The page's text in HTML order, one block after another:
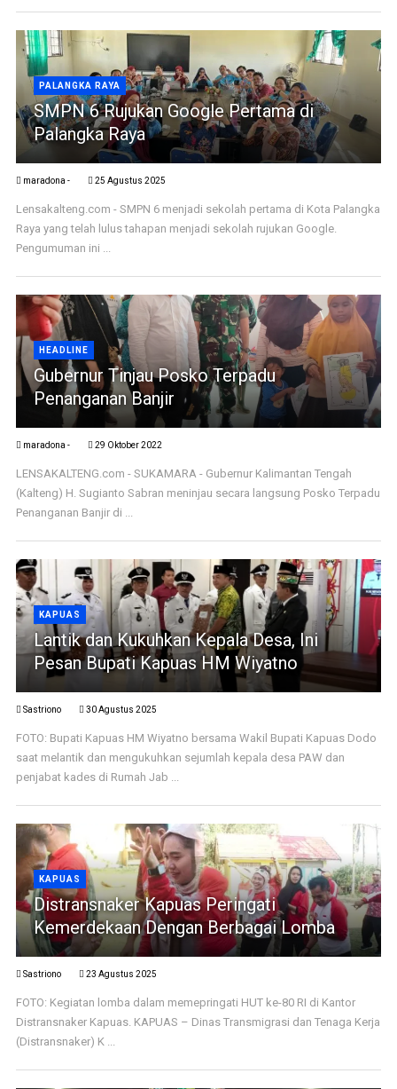
PALANGKA RAYA
SMPN 6 Rujukan Google Pertama di
Palangka Raya
maradona - 25 Agustus 2025
Lensakalteng.com - SMPN 6 menjadi sekolah pertama di Kota Palangka
Raya yang telah lulus tahapan menjadi sekolah rujukan Google.
Pengumuman ini ...
HEADLINE
Gubernur Tinjau Posko Terpadu
Penanganan Banjir
maradona - 29 Oktober 2022
LENSAKALTENG.com - SUKAMARA - Gubernur Kalimantan Tengah
(Kalteng) H. Sugianto Sabran meninjau secara langsung Posko Terpadu
Penanganan Banjir di ...
KAPUAS
Lantik dan Kukuhkan Kepala Desa, Ini
Pesan Bupati Kapuas HM Wiyatno
Sastriono 30 Agustus 2025
FOTO: Bupati Kapuas HM Wiyatno bersama Wakil Bupati Kapuas Dodo
saat melantik dan mengukuhkan sejumlah kepala desa PAW dan
penjabat kades di Rumah Jab ...
KAPUAS
Distransnaker Kapuas Peringati
Kemerdekaan Dengan Berbagai Lomba
Sastriono 23 Agustus 2025
FOTO: Kegiatan lomba dalam memepringati HUT ke-80 RI di Kantor
Distransnaker Kapuas. KAPUAS – Dinas Transmigrasi dan Tenaga Kerja
(Distransnaker) K ...